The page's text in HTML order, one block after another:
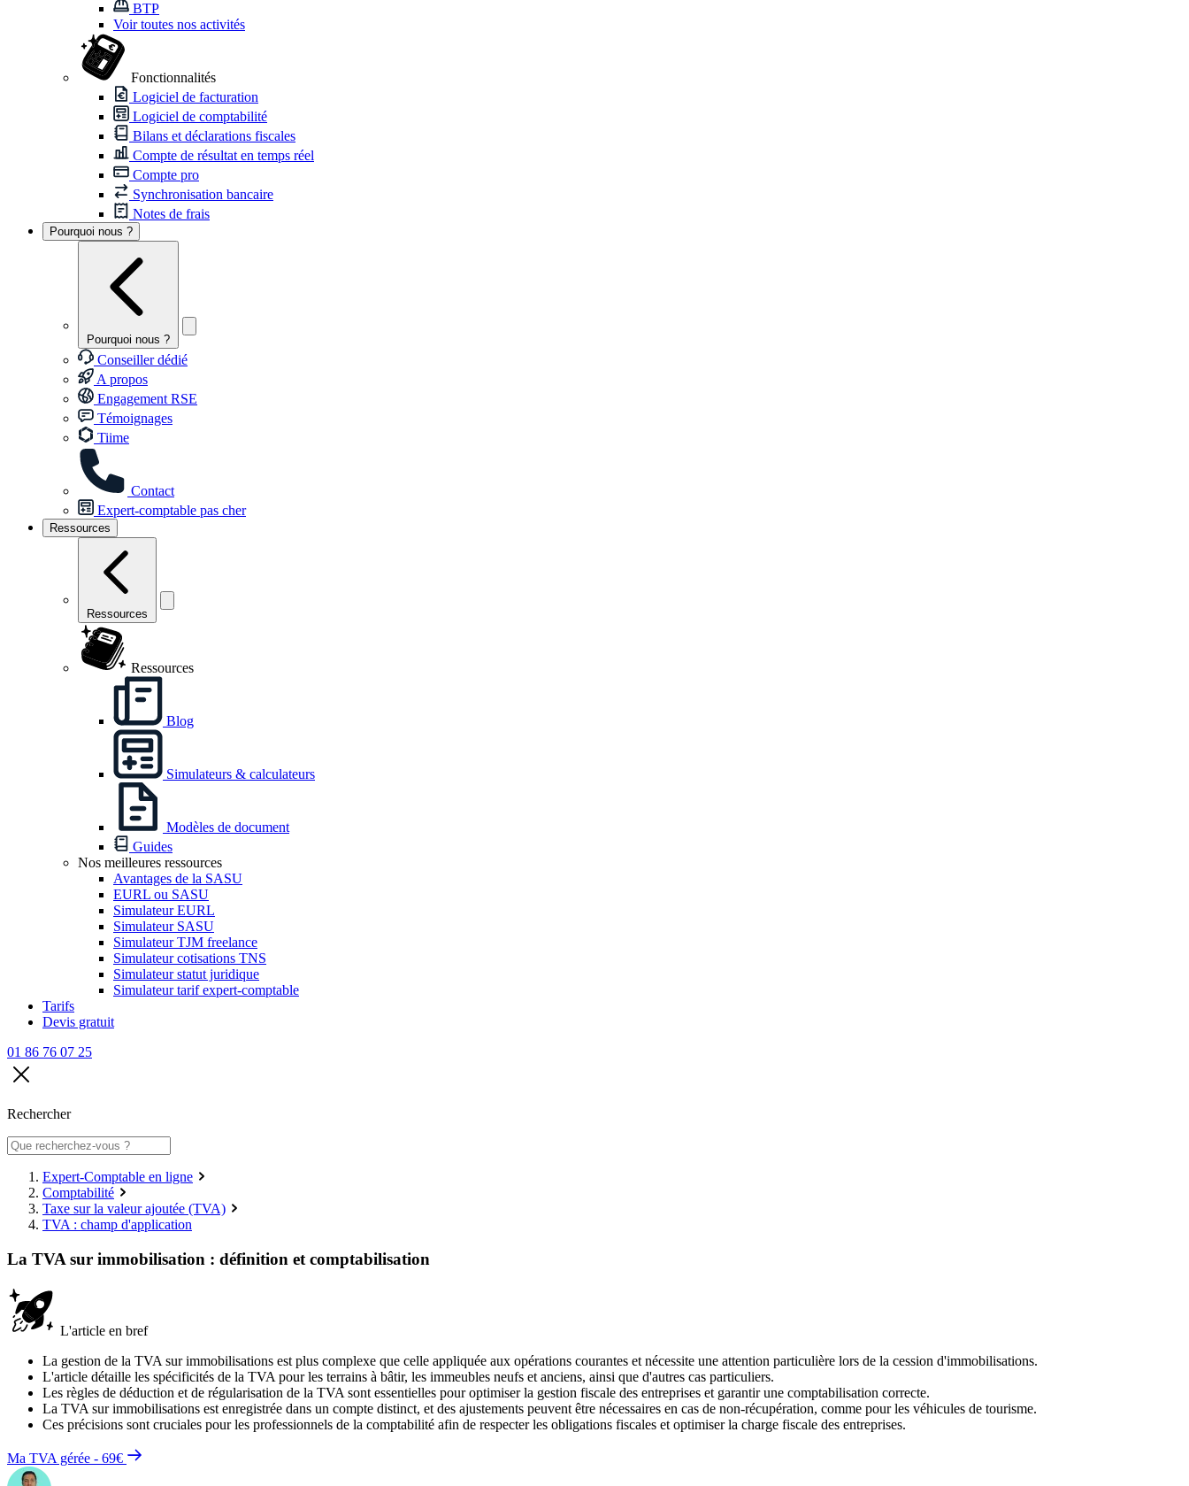
BTP
Voir toutes nos activités
Fonctionnalités
Logiciel de facturation
Logiciel de comptabilité
Bilans et déclarations fiscales
Compte de résultat en temps réel
Compte pro
Synchronisation bancaire
Notes de frais
Pourquoi nous ?
Pourquoi nous ?
Conseiller dédié
A propos
Engagement RSE
Témoignages
Tiime
Contact
Expert-comptable pas cher
Ressources
Ressources
Ressources
Blog
Simulateurs & calculateurs
Modèles de document
Guides
Nos meilleures ressources
Avantages de la SASU
EURL ou SASU
Simulateur EURL
Simulateur SASU
Simulateur TJM freelance
Simulateur cotisations TNS
Simulateur statut juridique
Simulateur tarif expert-comptable
Tarifs
Devis gratuit
01 86 76 07 25
Rechercher
Expert-Comptable en ligne
Comptabilité
Taxe sur la valeur ajoutée (TVA)
TVA : champ d'application
La TVA sur immobilisation : définition et comptabilisation
L'article en bref
La gestion de la TVA sur immobilisations est plus complexe que celle appliquée aux opérations courantes et nécessite une attention particulière lors de la cession d'immobilisations.
L'article détaille les spécificités de la TVA pour les terrains à bâtir, les immeubles neufs et anciens, ainsi que d'autres cas particuliers.
Les règles de déduction et de régularisation de la TVA sont essentielles pour optimiser la gestion fiscale des entreprises et garantir une comptabilisation correcte.
La TVA sur immobilisations est enregistrée dans un compte distinct, et des ajustements peuvent être nécessaires en cas de non-récupération, comme pour les véhicules de tourisme.
Ces précisions sont cruciales pour les professionnels de la comptabilité afin de respecter les obligations fiscales et optimiser la charge fiscale des entreprises.
Ma TVA gérée - 69€